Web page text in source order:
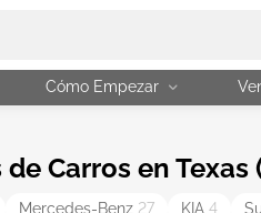
Cómo Empezar
Carros en Texas
Mercedes-Benz 27 KIA 4